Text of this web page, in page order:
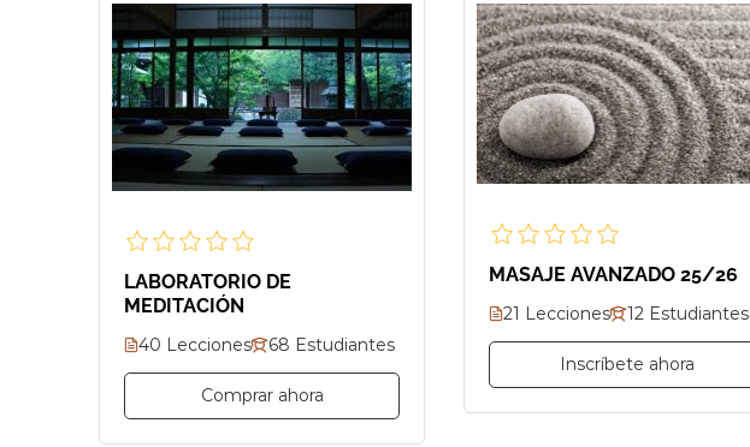
LABORATORIO DE
MEDITACIÓN
40 Lecciones 68 Estudiantes
Comprar ahora
MASAJE AVANZADO 25/26
21 Lecciones 12 Estudiantes
Inscríbete ahora